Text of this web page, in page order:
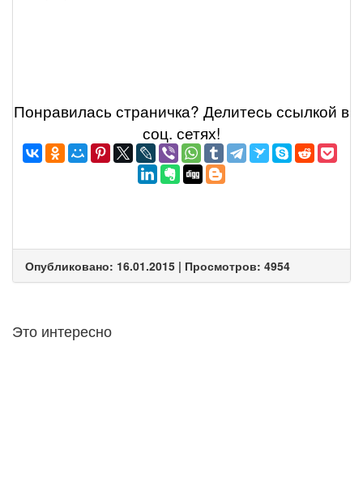
Понравилась страничка? Делитеcь ссылкой в
соц. сетях!
Опубликовано: 16.01.2015 | Просмотров: 4954
Это интересно